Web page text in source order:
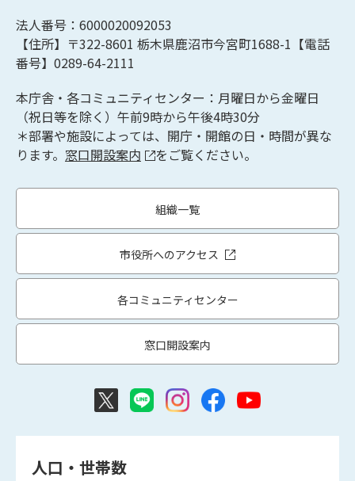
法人番号：6000020092053
【住所】〒322-8601 栃木県鹿沼市今宮町1688-1【電話
番号】0289-64-2111
本庁舎・各コミュニティセンター：月曜日から金曜日
（祝日等を除く）午前9時から午後4時30分
＊部署や施設によっては、開庁・開館の日・時間が異な
ります。 窓口開設案内 をご覧ください。
組織一覧
市役所へのアクセス
各コミュニティセンター
窓口開設案内
人口・世帯数